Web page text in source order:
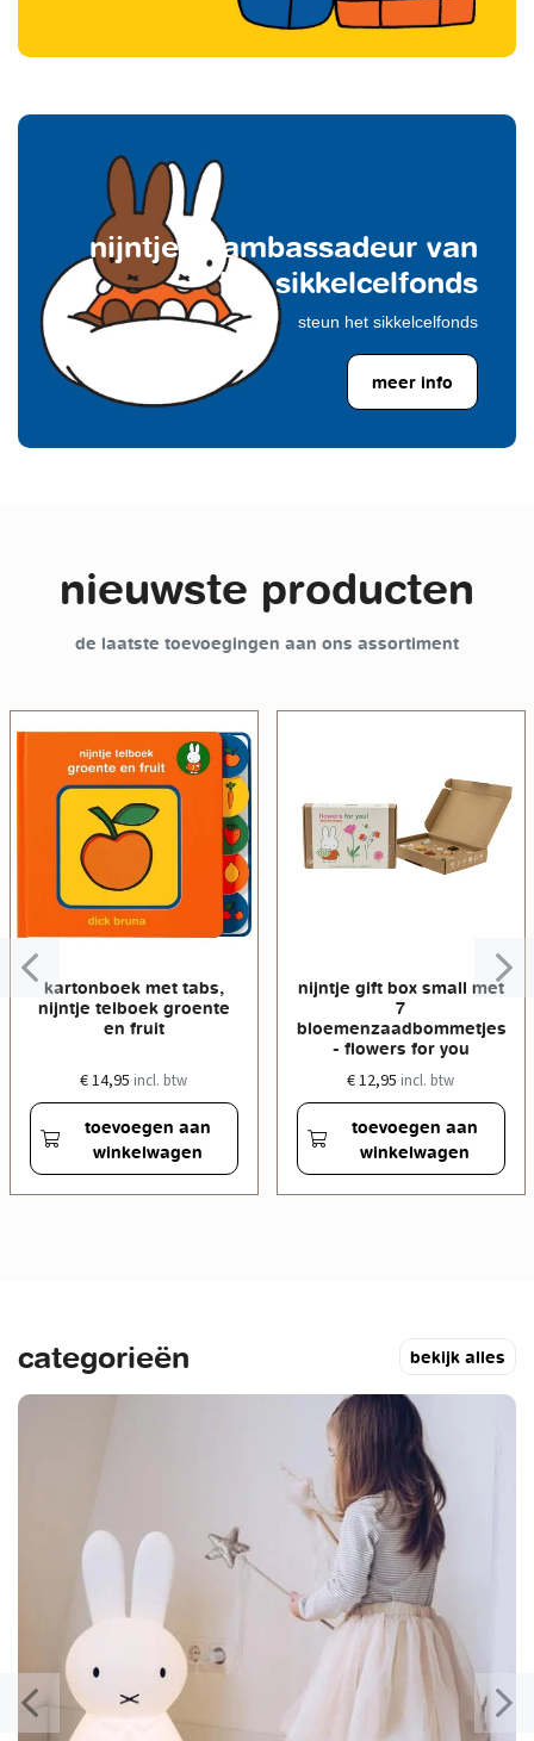
nijntje is ambassadeur van
het sikkelcelfonds
steun het sikkelcelfonds
meer info
nieuwste producten
de laatste toevoegingen aan ons assortiment
kartonboek met tabs,
nijntje telboek groente
en fruit
€ 14,95 incl. btw
toevoegen aan
winkelwagen
nijntje gift box small met
7
bloemenzaadbommetjes
- flowers for you
€ 12,95 incl. btw
toevoegen aan
winkelwagen
categorieën bekijk alles